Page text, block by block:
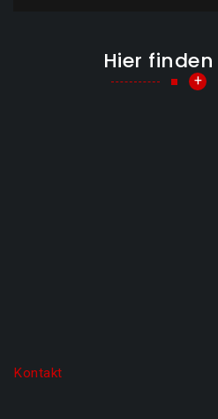
Hier
+
Kontakt